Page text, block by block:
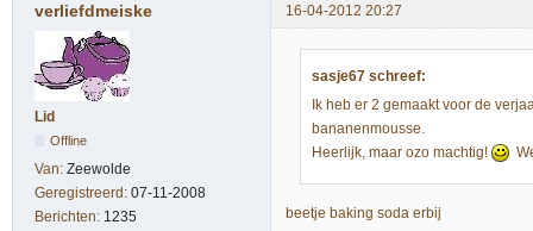
verliefdmeiske 16-04-2012 20:27
Lid
Offline
Van: Zeewolde
Geregistreerd: 07-11-2008
Berichten: 1235
sasje67 schreef:
Ik heb er 2 gemaakt voor de
bananenmousse.
Heerlijk, maar ozo machtig!
beetje baking soda erbij